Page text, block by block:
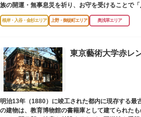
族の開運・無事息災を祈り、お守を受けることで
も通じます。
根岸・入谷・金杉エリア 上野・御徒町エリア 奥浅草エリア
東京藝術大学赤レ
明治13年（1880）に竣工された都内に現存する最
の建物は、教育博物館の書籍庫として建てられた